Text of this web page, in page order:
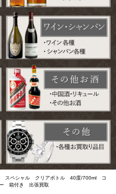
スペシャル クリアボトル 40度/700ml コ
ー 箱付き 出張買取